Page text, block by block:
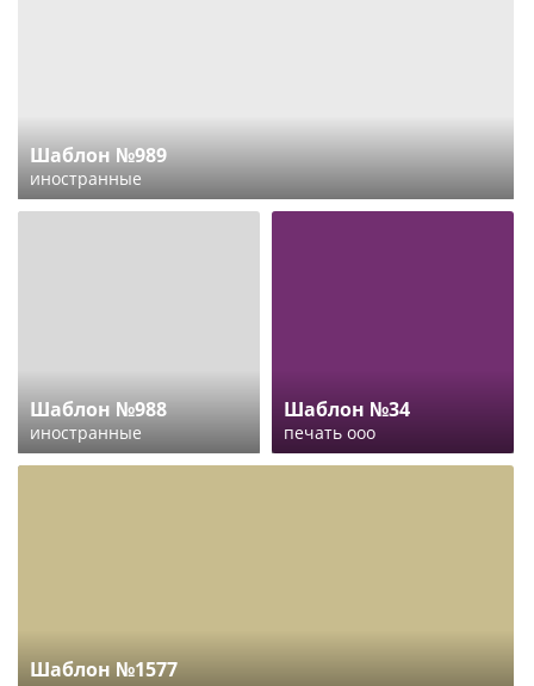
Шаблон №989
иностранные
Шаблон №988
иностранные
Шаблон №34
печать ооо
Шаблон №1577